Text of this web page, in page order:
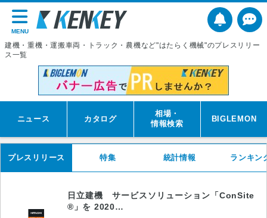
MENU
建機・重機・運搬車両・トラック・農機など"はたらく機械"のプレスリリー
ス一覧
ニュース カタログ
相場・
情報検索
BIGLEMON
プレスリリース 特集 統計情報 ランキン
日立建機 サービスソリューション「ConSite
®」を 2020…